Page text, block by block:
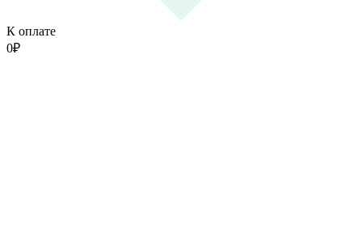
К оплате
0₽